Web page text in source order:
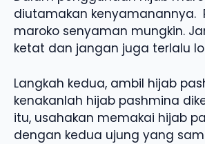
diutamakan kenyamanannya.
maroko senyaman mungkin.
ketat dan jangan juga terlalu
Langkah kedua, ambil hijab
kenakanlah hijab pashmina
itu, usahakan memakai hijab
dengan kedua ujung yang